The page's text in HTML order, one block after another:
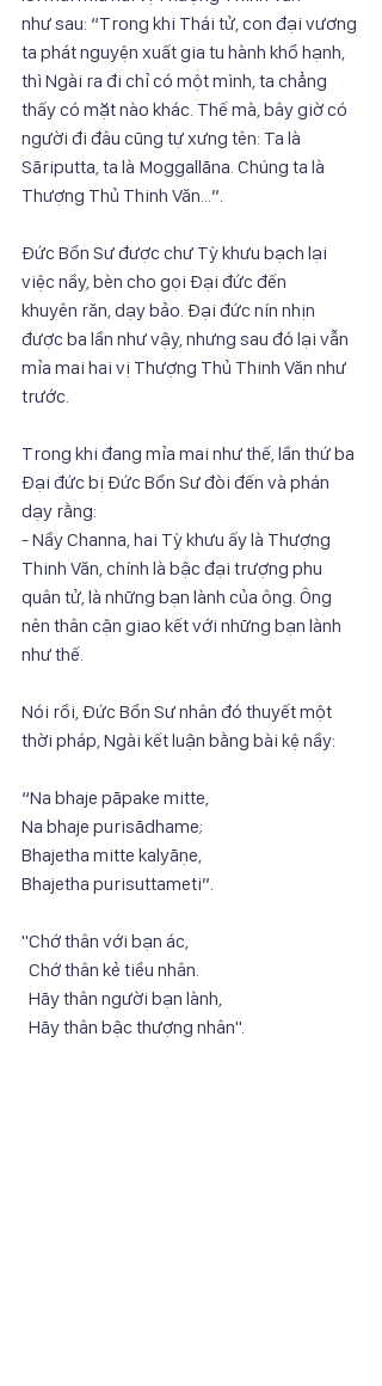
như sau: “Trong khi Thái tử, con đại vương
ta phát nguyện xuất gia tu hành khổ hạnh,
thì Ngài ra đi chỉ có một mình, ta chẳng
thấy có mặt nào khác. Thế mà, bây giờ có
người đi đâu cũng tự xưng tên: Ta là
Sāriputta, ta là Moggallāna. Chúng ta là
Thượng Thủ Thinh Văn...”.
Đức Bổn Sư được chư Tỳ khưu bạch lại
việc nầy, bèn cho gọi Đại đức đến
khuyên răn, dạy bảo. Đại đức nín nhịn
được ba lần như vậy, nhưng sau đó lại vẫn
mỉa mai hai vị Thượng Thủ Thinh Văn như
trước.
Trong khi đang mỉa mai như thế, lần thứ ba
Đại đức bị Đức Bổn Sư đòi đến và phán
dạy rằng:
- Nầy Channa, hai Tỳ khưu ấy là Thượng
Thinh Văn, chính là bậc đại trượng phu
quân tử, là những bạn lành của ông. Ông
nên thân cận giao kết với những bạn lành
như thế.
Nói rồi, Đức Bổn Sư nhân đó thuyết một
thời pháp, Ngài kết luận bằng bài kệ nầy:
“Na bhaje pāpake mitte,
Na bhaje purisādhame;
Bhajetha mitte kalyāṇe,
Bhajetha purisuttameti”.
"Chớ thân với bạn ác,
Chớ thân kẻ tiểu nhân.
Hãy thân người bạn lành,
Hãy thân bậc thượng nhân".